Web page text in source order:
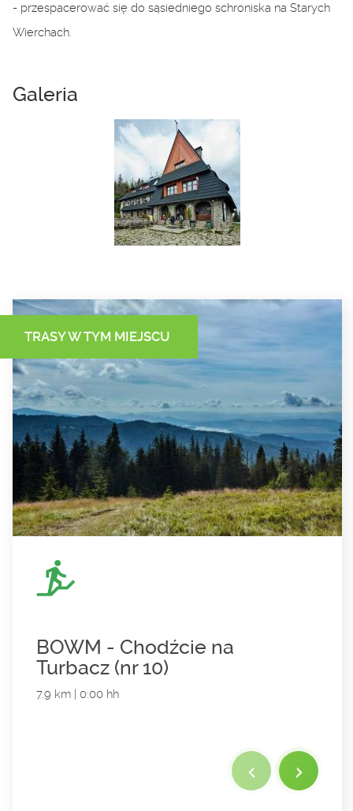
- przespacerować się do sąsiedniego schroniska na Starych
Wierchach.
Galeria
TRASY W TYM MIEJSCU
BOWM - Chodźcie na
Turbacz (nr 10)
7.9 km | 0:00 hh